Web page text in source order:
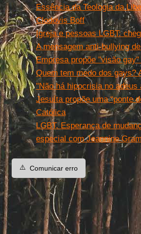
Essência da Teologia da
Clodovis Boff
Igreja e pessoas LGBT:
A mensagem anti-bullying
Empresa propõe "visão
Quem tem medo dos gays?
''Não há hipocrisia no adeus
Jesuíta propõe uma “ponte
Católica
LGBT. Esperança de
especial com Jeannine
⚠️ Comunicar erro